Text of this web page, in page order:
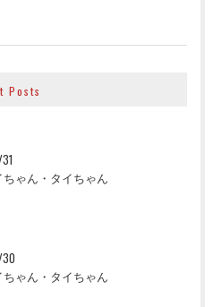
Posts
ゃん・タイちゃん
ゃん・タイちゃん